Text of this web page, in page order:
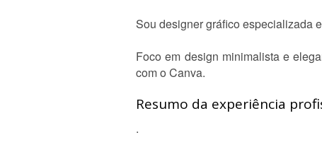
Sou designer gráfico especializada
Foco em design minimalista e
com o Canva.
Resumo da experiência
.